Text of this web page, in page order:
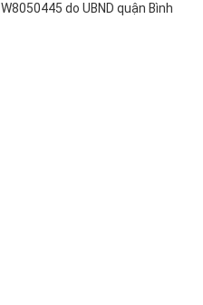
do UBND quận Bình